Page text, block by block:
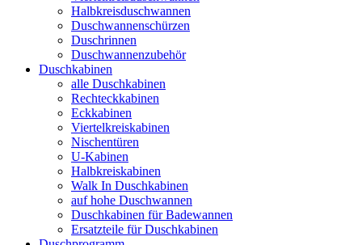
Halbkreisduschwannen
Duschwannenschürzen
Duschrinnen
Duschwannenzubehör
Duschkabinen
alle Duschkabinen
Rechteckkabinen
Eckkabinen
Viertelkreiskabinen
Nischentüren
U-Kabinen
Halbkreiskabinen
Walk In Duschkabinen
auf hohe Duschwannen
Duschkabinen für Badewannen
Ersatzteile für Duschkabinen